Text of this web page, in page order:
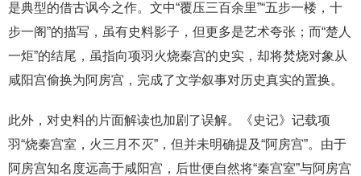
是典型的借古讽今之作。文中“覆压三百余里”“五步一楼，十
步一阁”的描写，虽有史料影子，但更多是艺术夸张；而“楚人
一炬”的结尾，虽指向项羽火烧秦宫的史实，却将焚烧对象从
咸阳宫偷换为阿房宫，完成了文学叙事对历史真实的置换。
此外，对史料的片面解读也加剧了误解。《史记》记载项
羽“烧秦宫室，火三月不灭”，但并未明确提及“阿房宫”。由于
阿房宫知名度远高于咸阳宫，后世便自然将“秦宫室”与阿房宫